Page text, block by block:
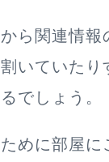
ら関連情報
いていた
でしょう。
めに部屋に